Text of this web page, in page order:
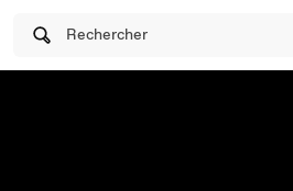
Rechercher